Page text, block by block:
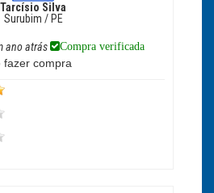
Tarcísio Silva
Surubim / PE
ano atrás Compra verificada
fazer compra